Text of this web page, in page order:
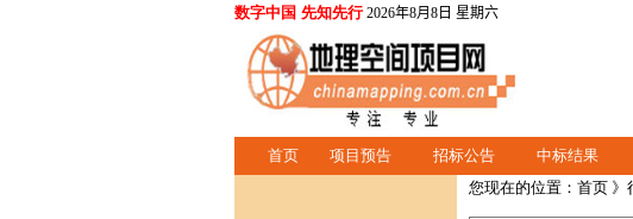
数字中国 先知先行 2026年8月8日 星期六
首页 项目预告 招标公告 中标结果
您现在的位置： 首页 》